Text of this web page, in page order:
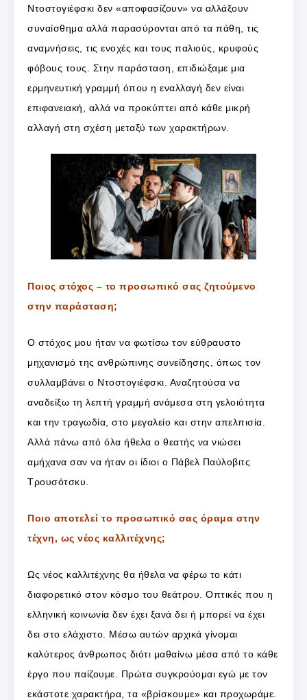
Ντοστογιέφσκι δεν «αποφασίζουν» να αλλάξουν
συναίσθημα αλλά παρασύρονται από τα πάθη, τις
αναμνήσεις, τις ενοχές και τους παλιούς, κρυφούς
φόβους τους. Στην παράσταση, επιδιώξαμε μια
ερμηνευτική γραμμή όπου η εναλλαγή δεν είναι
επιφανειακή, αλλά να προκύπτει από κάθε μικρή
αλλαγή στη σχέση μεταξύ των χαρακτήρων.
Ποιος στόχος – το προσωπικό σας ζητούμενο
στην παράσταση;
Ο στόχος μου ήταν να φωτίσω τον εύθραυστο
μηχανισμό της ανθρώπινης συνείδησης, όπως τον
συλλαμβάνει ο Ντοστογιέφσκι. Αναζητούσα να
αναδείξω τη λεπτή γραμμή ανάμεσα στη γελοιότητα
και την τραγωδία, στο μεγαλείο και στην απελπισία.
Αλλά πάνω από όλα ήθελα ο θεατής να νιώσει
αμήχανα σαν να ήταν οι ίδιοι ο Πάβελ Παύλοβιτς
Τρουσότσκυ.
Ποιο αποτελεί το προσωπικό σας όραμα στην
τέχνη, ως νέος καλλιτέχνης;
Ως νέος καλλιτέχνης θα ήθελα να φέρω το κάτι
διαφορετικό στον κόσμο του θεάτρου. Οπτικές που η
ελληνική κοινωνία δεν έχει ξανά δει ή μπορεί να έχει
δει στο ελάχιστο. Μέσω αυτών αρχικά γίνομαι
καλύτερος άνθρωπος διότι μαθαίνω μέσα από το κάθε
έργο που παίζουμε. Πρώτα συγκρούομαι εγώ με τον
εκάστοτε χαρακτήρα, τα «βρίσκουμε» και προχωράμε.